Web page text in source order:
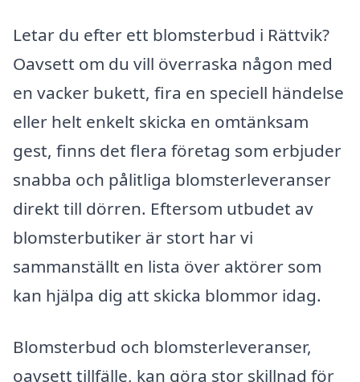
Letar du efter ett blomsterbud i Rättvik?
Oavsett om du vill överraska någon med
en vacker bukett, fira en speciell händelse
eller helt enkelt skicka en omtänksam
gest, finns det flera företag som erbjuder
snabba och pålitliga blomsterleveranser
direkt till dörren. Eftersom utbudet av
blomsterbutiker är stort har vi
sammanställt en lista över aktörer som
kan hjälpa dig att skicka blommor idag.
Blomsterbud och blomsterleveranser,
oavsett tillfälle, kan göra stor skillnad för